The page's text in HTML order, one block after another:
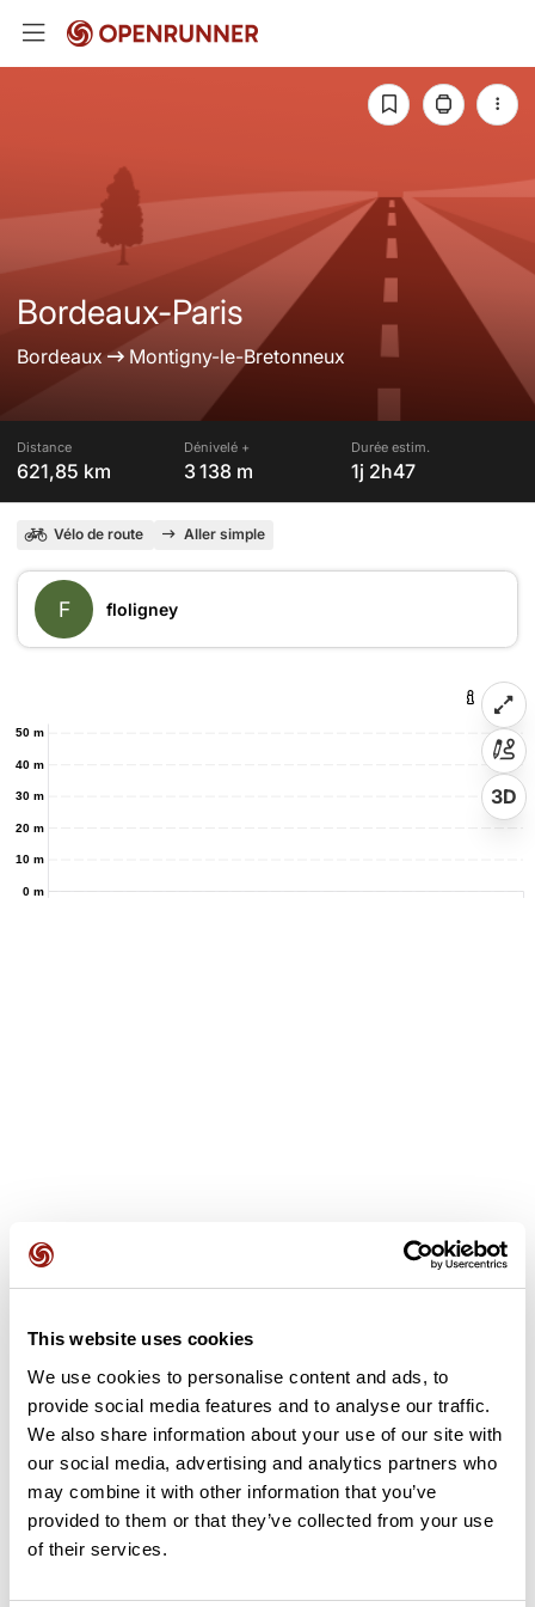
This website uses cookies
We use cookies to personalise content and ads, to
provide social media features and to analyse our traffic.
We also share information about your use of our site with
our social media, advertising and analytics partners who
may combine it with other information that you’ve
provided to them or that they’ve collected from your use
of their services.
Bordeaux-Paris
Bordeaux Montigny-le-Bretonneux
Distance
621,85 km
Dénivelé +
3 138 m
Durée estim.
1j 2h47
Vélo de route Aller simple
F floligney
0 m
10 m
20 m
30 m
40 m
50 m
3D
Ajouter un avis
Découvrez ce parcours de vélo de 621,8 km qui débute à